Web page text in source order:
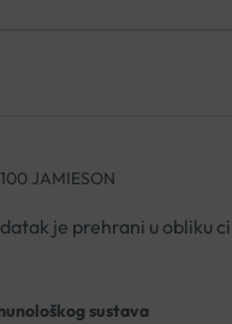
JAMIESON
je prehrani u obliku
sustava